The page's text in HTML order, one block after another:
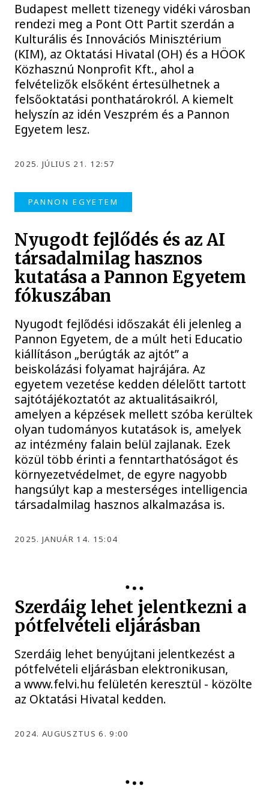
Budapest mellett tizenegy vidéki városban
rendezi meg a Pont Ott Partit szerdán a
Kulturális és Innovációs Minisztérium
(KIM), az Oktatási Hivatal (OH) és a HÖOK
Közhasznú Nonprofit Kft., ahol a
felvételizők elsőként értesülhetnek a
felsőoktatási ponthatárokról. A kiemelt
helyszín az idén Veszprém és a Pannon
Egyetem lesz.
2025. JÚLIUS 21. 12:57
PANNON EGYETEM
Nyugodt fejlődés és az AI
társadalmilag hasznos
kutatása a Pannon Egyetem
fókuszában
Nyugodt fejlődési időszakát éli jelenleg a
Pannon Egyetem, de a múlt heti Educatio
kiállításon „berúgták az ajtót” a
beiskolázási folyamat hajrájára. Az
egyetem vezetése kedden délelőtt tartott
sajtótájékoztatót az aktualitásaikról,
amelyen a képzések mellett szóba kerültek
olyan tudományos kutatások is, amelyek
az intézmény falain belül zajlanak. Ezek
közül több érinti a fenntarthatóságot és
környezetvédelmet, de egyre nagyobb
hangsúlyt kap a mesterséges intelligencia
társadalmilag hasznos alkalmazása is.
2025. JANUÁR 14. 15:04
Szerdáig lehet jelentkezni a
pótfelvételi eljárásban
Szerdáig lehet benyújtani jelentkezést a
pótfelvételi eljárásban elektronikusan,
a www.felvi.hu felületén keresztül - közölte
az Oktatási Hivatal kedden.
2024. AUGUSZTUS 6. 9:00